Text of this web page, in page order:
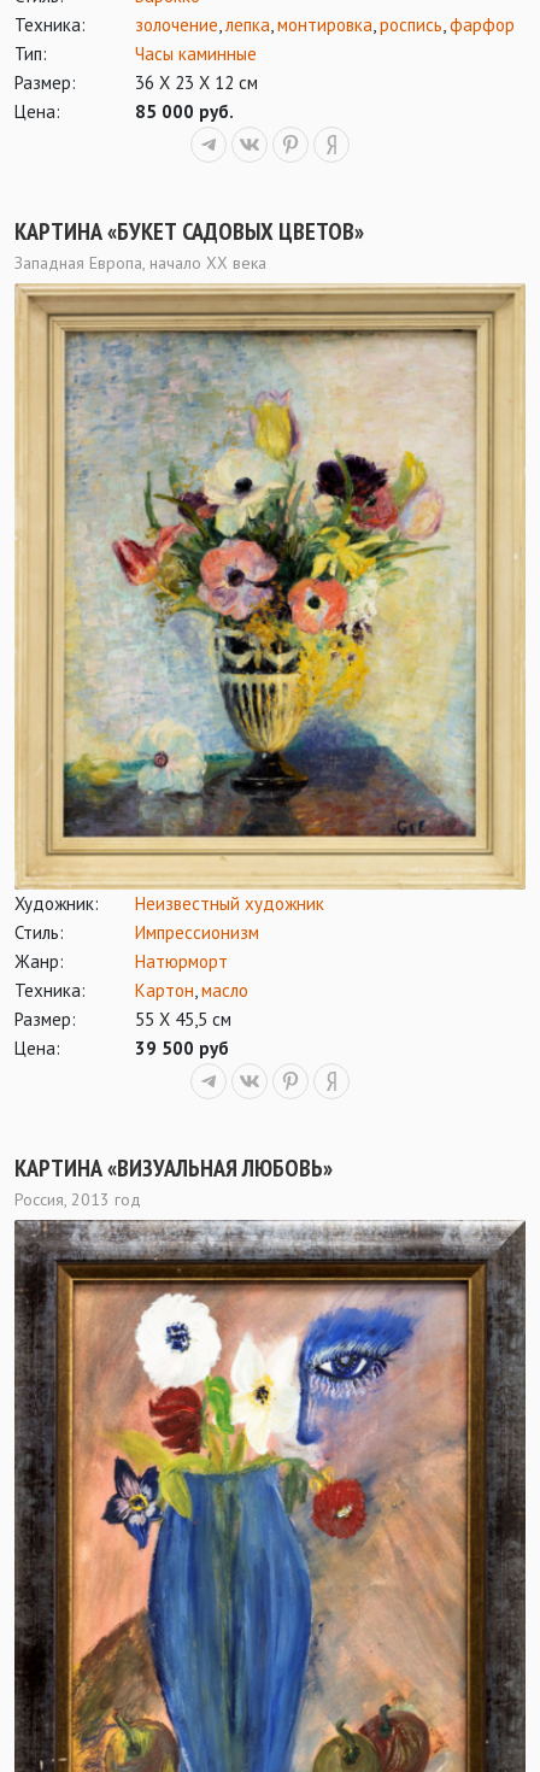
Техника:
золочение,лепка,монтировка,роспись,фарфор
Тип:
Часы каминные
Размер:
36 Х 23 Х 12 см
Цена:
85 000 руб.
КАРТИНА «БУКЕТ САДОВЫХ ЦВЕТОВ»
Западная Европа, начало ХХ века
Художник:
Неизвестный художник
Стиль:
Импрессионизм
Жанр:
Натюрморт
Техника:
Картон,масло
Размер:
55 Х 45,5 см
Цена:
39 500 руб
КАРТИНА «ВИЗУАЛЬНАЯ ЛЮБОВЬ»
Россия, 2013 год